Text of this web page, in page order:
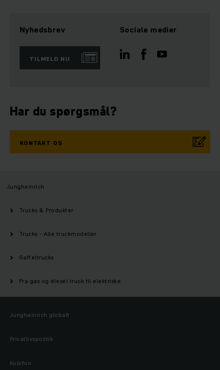
Nyhedsbrev
TILMELD NU
Sociale medier
Har du spørgsmål?
KONTAKT OS
Jungheinrich
Trucks & Produkter
Trucks - Alle truckmodeller
Gaffeltrucks
Fra gas og diesel truck til elektriske
Jungheinrich globalt
Privatlivspolitik
Kolofon